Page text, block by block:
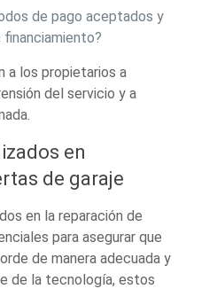
de pago aceptados y
a los propietarios a
del servicio y a
en
de garaje
en la reparación de
para asegurar que
de manera adecuada y
de la tecnología, estos